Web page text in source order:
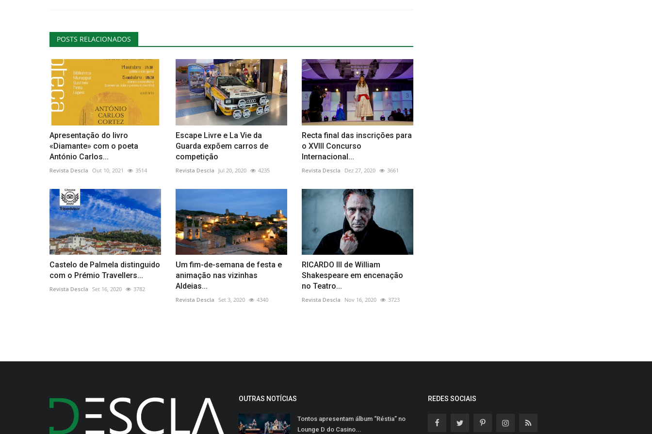
POSTS RELACIONADOS
Apresentação do livro
«Diamante» com o poeta
António Carlos...
Revista Descla Out 10, 2021 3514
Escape Livre e La Vie da
Guarda expõem carros de
competição
Revista Descla Jul 20, 2020 4235
Recta final das inscrições para
o XVIII Concurso
Internacional...
Revista Descla Dez 27, 2020 3661
Castelo de Palmela distinguido
com o Prémio Travellers...
Revista Descla Set 16, 2020 3782
Um fim-de-semana de festa e
animação nas vizinhas
Aldeias...
Revista Descla Set 3, 2020 4340
RICARDO III de William
Shakespeare em encenação
no Teatro...
Revista Descla Nov 16, 2020 3723
OUTRAS NOTÍCIAS
Tontos apresentam álbum “Réstia” no
Lounge D do Casino...
REDES SOCIAIS